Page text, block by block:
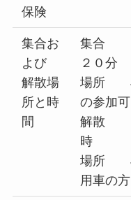
保険
集合お
よび
解散場
所と時
間
集合
２０分
場所
の参加
解散
時
場所
用車の